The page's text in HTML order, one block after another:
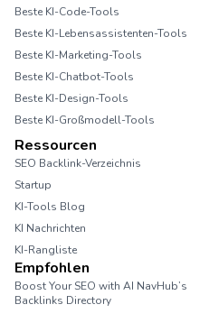
Beste KI-Code-Tools
Beste KI-Lebensassistenten-Tools
Beste KI-Marketing-Tools
Beste KI-Chatbot-Tools
Beste KI-Design-Tools
Beste KI-Großmodell-Tools
Ressourcen
SEO Backlink-Verzeichnis
Startup
KI-Tools Blog
KI Nachrichten
KI-Rangliste
Empfohlen
Boost Your SEO with AI NavHub’s
Backlinks Directory